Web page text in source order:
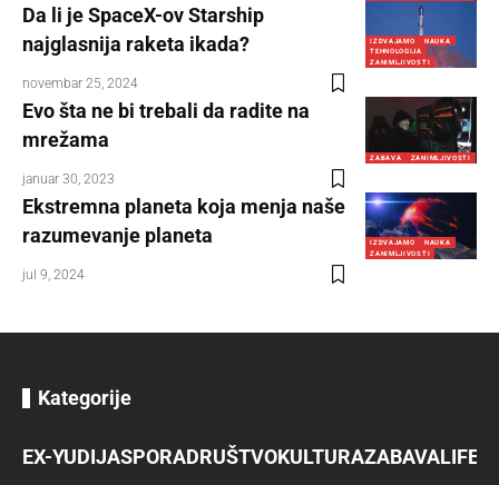
IZDVAJAMO
NAUKA
TEHNOLOGIJA
ZANIMLJIVOSTI
Da li je SpaceX-ov Starship
najglasnija raketa ikada?
novembar 25, 2024
ZABAVA ZANIMLJIVOSTI
Evo šta ne bi trebali da radite na
mrežama
januar 30, 2023
IZDVAJAMO
NAUKA
ZANIMLJIVOSTI
Ekstremna planeta koja menja naše
razumevanje planeta
jul 9, 2024
Kategorije
EX-YUDIJASPORADRUŠTVOKULTURAZABAVA